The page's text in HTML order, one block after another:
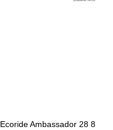
Ecoride Ambassador 28 8